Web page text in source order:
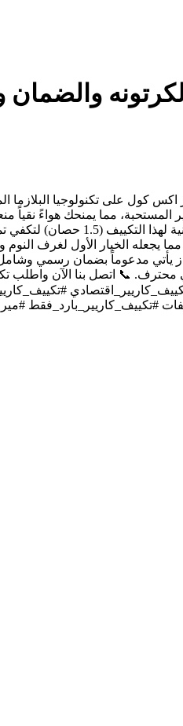
اكس كول على تكنولوجيا
غير المستحبة، مما يمنحك هواءً
فالجهاز يأتي مدعوماً بضمان